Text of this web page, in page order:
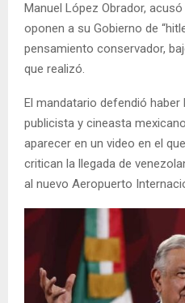
Manuel López Obrador,
oponen a su Gobierno de
pensamiento conservador,
que realizó.
El mandatario defendió haber
publicista y cineasta
aparecer en un video en el
critican la llegada de
al nuevo Aeropuerto